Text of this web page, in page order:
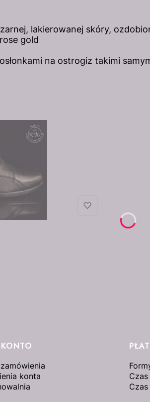
lakierowanej skóry,
gold
na ostrogiz takimi
konta